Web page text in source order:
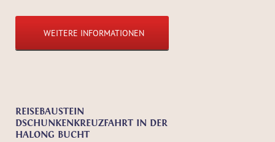
WEITERE INFORMATIONEN
REISEBAUSTEIN
DSCHUNKENKREUZFAHRT IN DER
HALONG BUCHT